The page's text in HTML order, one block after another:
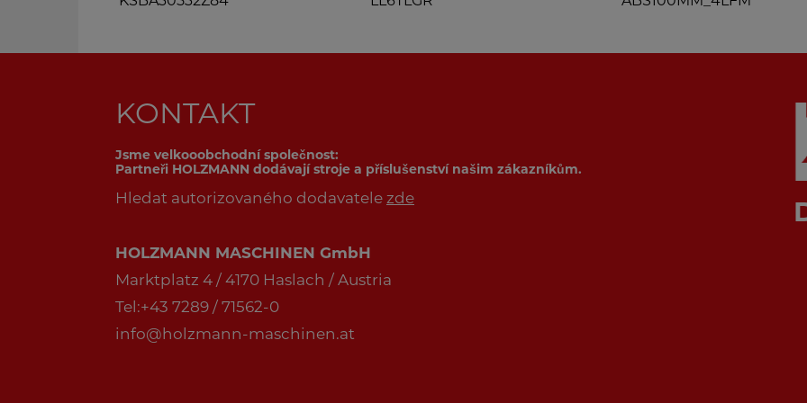
KONTAKT
Jsme velkooobchodní společnost:
Partneři HOLZMANN dodávají stroje a příslušenství našim zákazníkům.
Hledat autorizovaného dodavatele zde
HOLZMANN MASCHINEN GmbH
Marktplatz 4 / 4170 Haslach / Austria
Tel:+43 7289 / 71562-0
info@holzmann-maschinen.at